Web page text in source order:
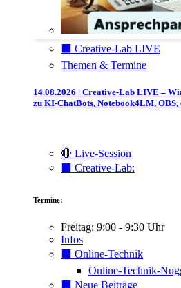
⬛️ Creative-Lab LIVE
Themen & Termine
14.08.2026 | Creative-Lab LIVE –
zu KI-ChatBots, Notebook4LM,
🔴 Live-Session
⬛️ Creative-Lab:
Termine:
Freitag: 9:00 - 9:30 Uhr
Infos
⬛️ Online-Technik
Online-Technik-
⬛️ Neue Beiträge